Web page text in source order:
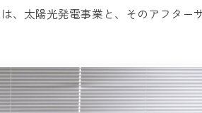
、太陽光発電事業と、そのアフター